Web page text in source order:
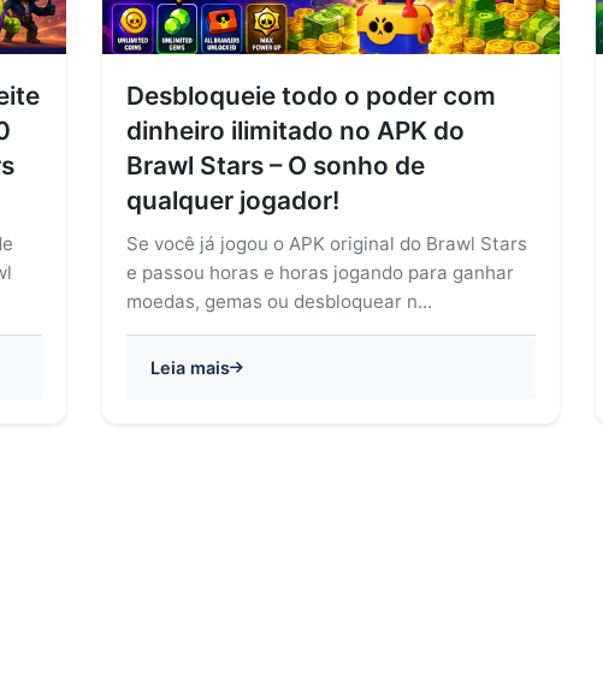
Desbloqueie todo o poder com
dinheiro ilimitado no APK do
Brawl Stars – O sonho de
qualquer jogador!
Se você já jogou o APK original do Brawl Stars
e passou horas e horas jogando para ganhar
moedas, gemas ou desbloquear n...
Leia mais